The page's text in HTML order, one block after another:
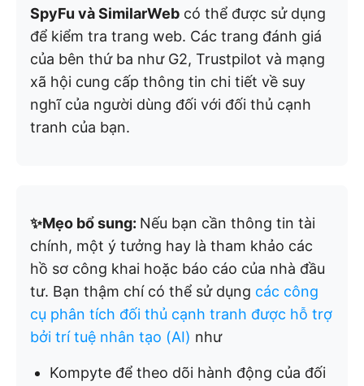
SpyFu và SimilarWeb có thể được sử dụng
để kiểm tra trang web. Các trang đánh giá
của bên thứ ba như G2, Trustpilot và mạng
xã hội cung cấp thông tin chi tiết về suy
nghĩ của người dùng đối với đối thủ cạnh
tranh của bạn.
✨Mẹo bổ sung: Nếu bạn cần thông tin tài
chính, một ý tưởng hay là tham khảo các
hồ sơ công khai hoặc báo cáo của nhà đầu
tư. Bạn thậm chí có thể sử dụng các công
cụ phân tích đối thủ cạnh tranh được hỗ trợ
bởi trí tuệ nhân tạo (AI) như
Kompyte để theo dõi hành động của đối